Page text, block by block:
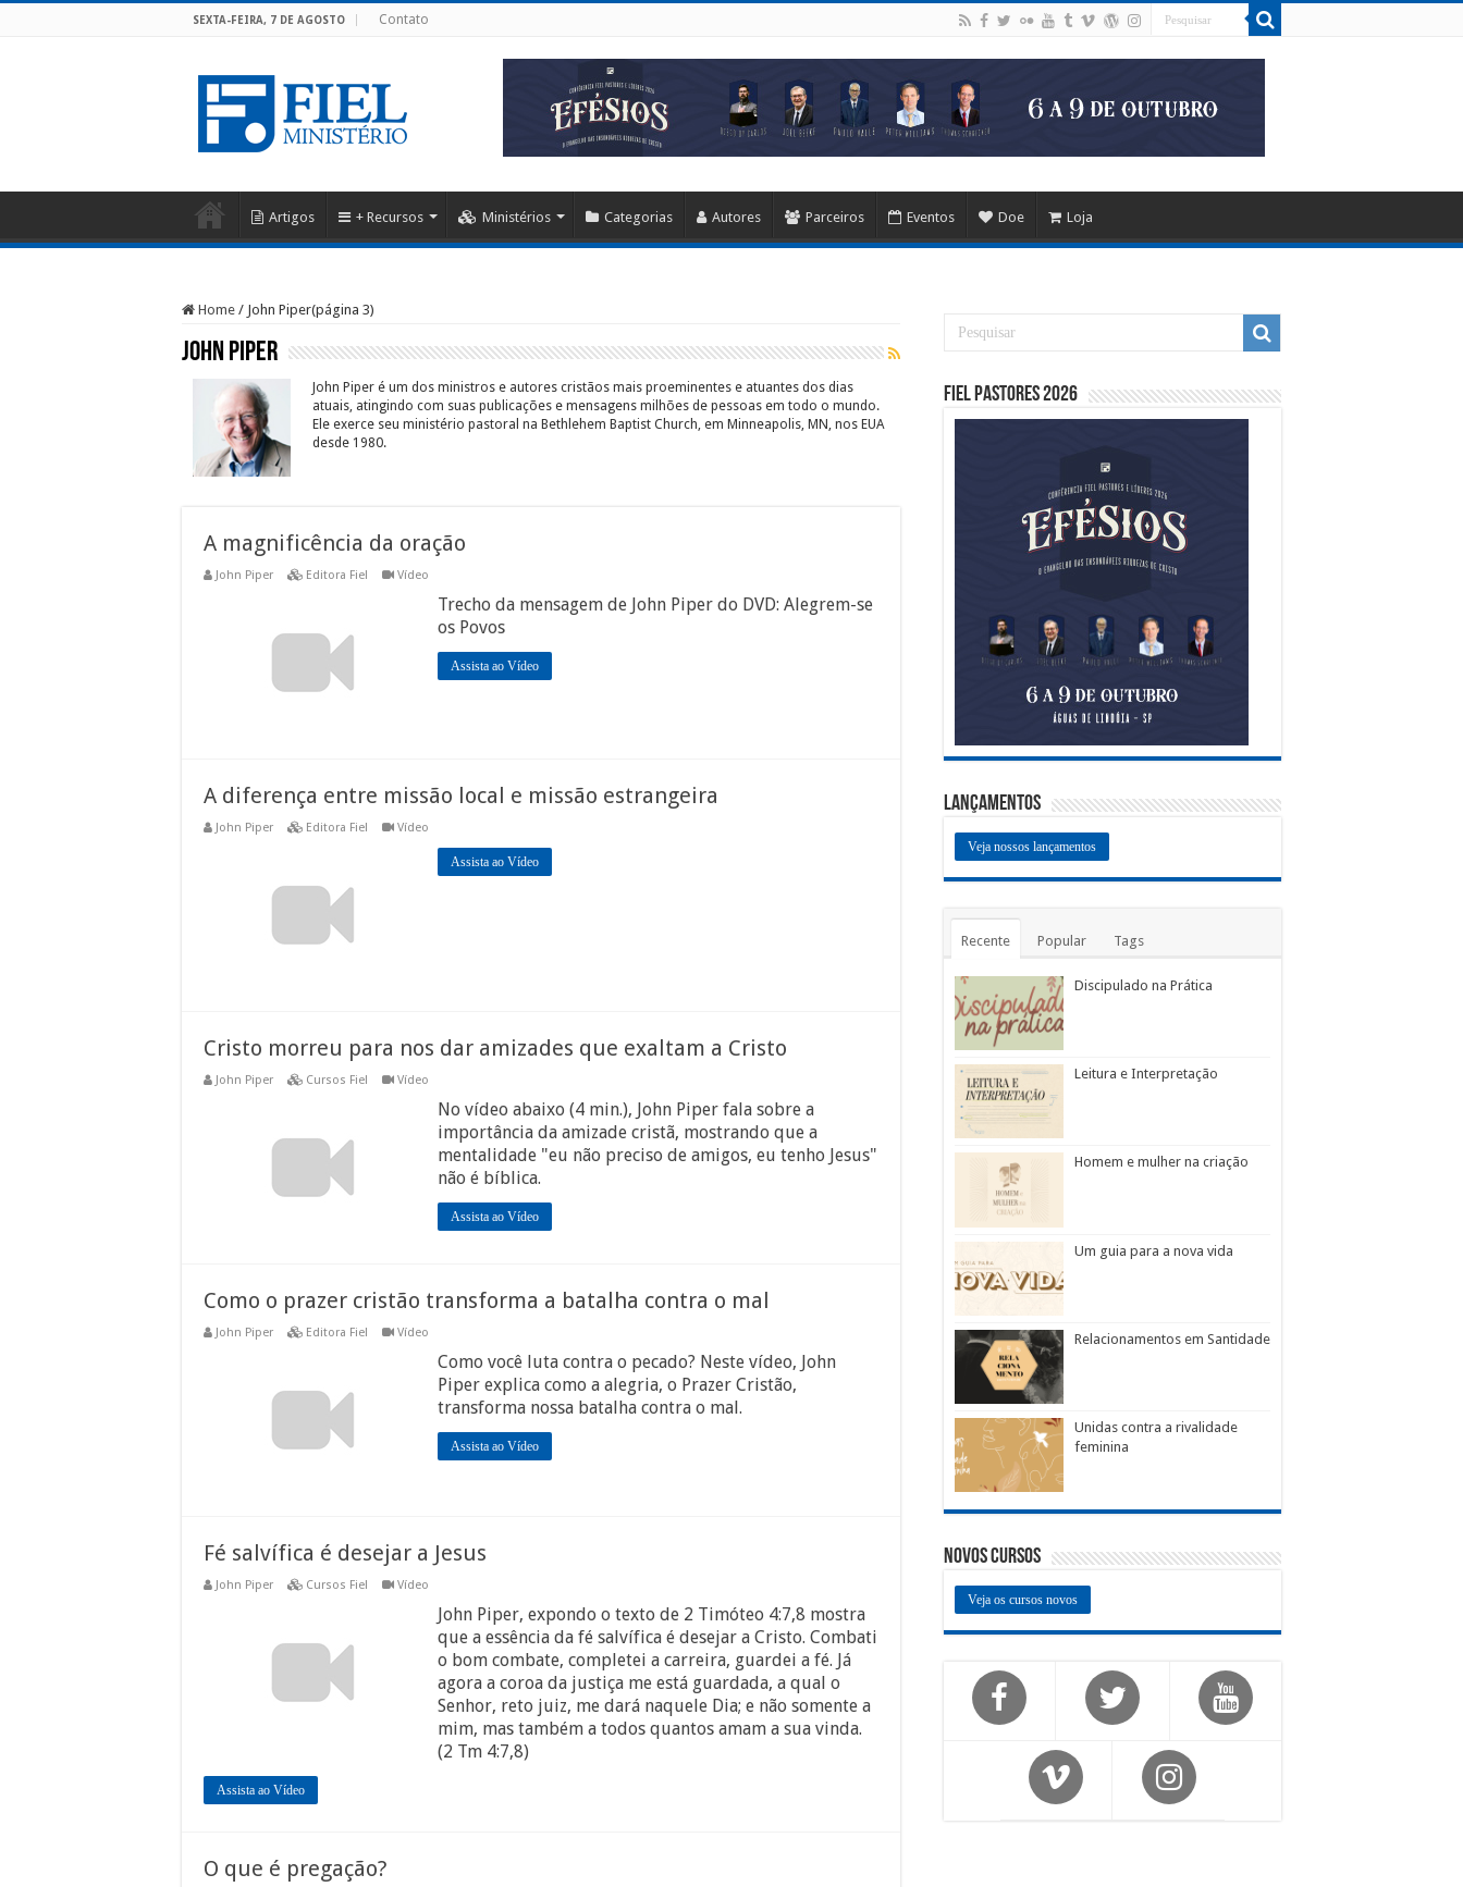
SEXTA-FEIRA, 7 DE AGOSTO Contato
Artigos + Recursos Ministérios Categorias Autores Parceiros Eventos Doe Loja
Home / John Piper(página 3)
John Piper
John Piper é um dos ministros e autores cristãos mais proeminentes e atuantes dos dias
atuais, atingindo com suas publicações e mensagens milhões de pessoas em todo o mundo.
Ele exerce seu ministério pastoral na Bethlehem Baptist Church, em Minneapolis, MN, nos EUA
desde 1980.
A magnificência da oração
John Piper Editora Fiel Vídeo
Trecho da mensagem de John Piper do DVD: Alegrem-se
os Povos
Assista ao Vídeo
A diferença entre missão local e missão estrangeira
John Piper Editora Fiel Vídeo
Assista ao Vídeo
Cristo morreu para nos dar amizades que exaltam a Cristo
John Piper Cursos Fiel Vídeo
No vídeo abaixo (4 min.), John Piper fala sobre a
importância da amizade cristã, mostrando que a
mentalidade "eu não preciso de amigos, eu tenho Jesus"
não é bíblica.
Assista ao Vídeo
Como o prazer cristão transforma a batalha contra o mal
John Piper Editora Fiel Vídeo
Como você luta contra o pecado? Neste vídeo, John
Piper explica como a alegria, o Prazer Cristão,
transforma nossa batalha contra o mal.
Assista ao Vídeo
Fé salvífica é desejar a Jesus
John Piper Cursos Fiel Vídeo
John Piper, expondo o texto de 2 Timóteo 4:7,8 mostra
que a essência da fé salvífica é desejar a Cristo. Combati
o bom combate, completei a carreira, guardei a fé. Já
agora a coroa da justiça me está guardada, a qual o
Senhor, reto juiz, me dará naquele Dia; e não somente a
mim, mas também a todos quantos amam a sua vinda.
(2 Tm 4:7,8)
Assista ao Vídeo
O que é pregação?
Fiel Pastores 2026
Lançamentos
Veja nossos lançamentos
Recente Popular Tags
Discipulado na Prática
Leitura e Interpretação
Homem e mulher na criação
Um guia para a nova vida
Relacionamentos em Santidade
Unidas contra a rivalidade
feminina
Novos Cursos
Veja os cursos novos